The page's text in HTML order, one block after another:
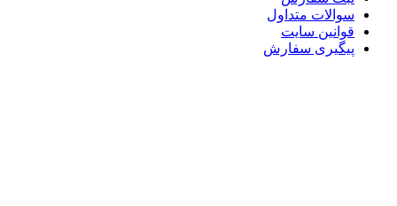
سوالات متداول
قوانین سایت
پیگیری سفارش